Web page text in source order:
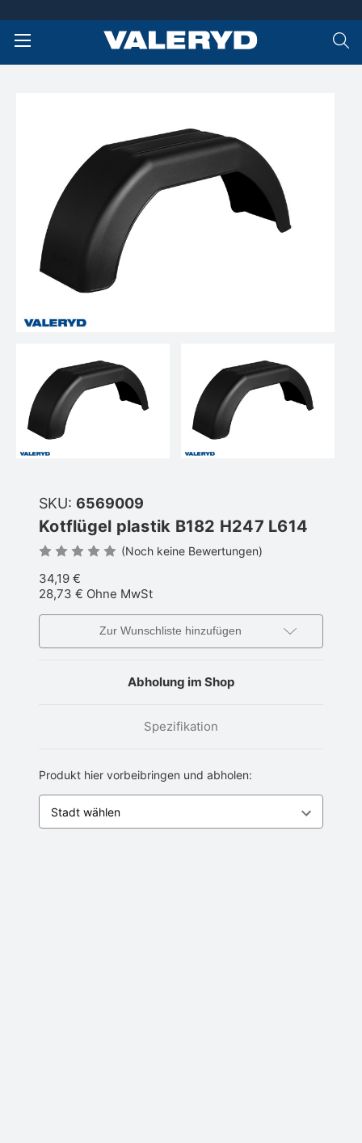
SKU: 6569009
Kotflügel plastik B182 H247 L614
(Noch keine Bewertungen)
34,19 €
28,73 € Ohne MwSt
Zur Wunschliste hinzufügen
Abholung im Shop
Spezifikation
Produkt hier vorbeibringen und abholen: